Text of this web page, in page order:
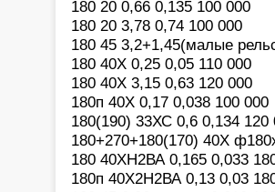
180 20 0,66 0,135 100 000
180 20 3,78 0,74 100 000
180 45 3,2+1,45(малые
180 40Х 0,25 0,05 110 000
180 40Х 3,15 0,63 120 000
180п 40Х 0,17 0,038 100 000
180(190) 33ХС 0,6 0,134 120
180+270+180(170) 40Х
180 40ХН2ВА 0,165 0,033
180п 40Х2Н2ВА 0,13 0,03